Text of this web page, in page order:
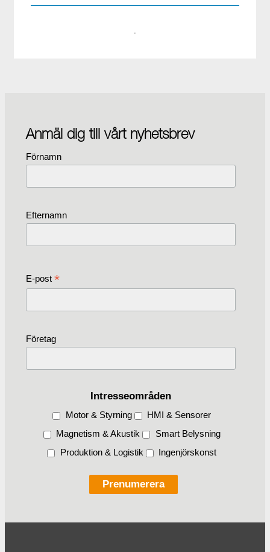
·
Anmäl dig till vårt nyhetsbrev
Förnamn
Efternamn
E-post *
Företag
Intresseområden
Motor & Styrning
HMI & Sensorer
Magnetism & Akustik
Smart Belysning
Produktion & Logistik
Ingenjörskonst